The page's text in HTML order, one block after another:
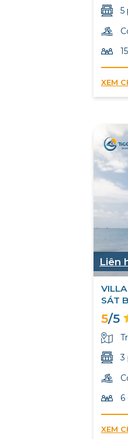
5
XEM
Liên
SÁT
5/5
3
6
XEM